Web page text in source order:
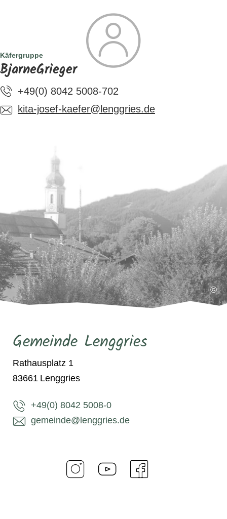
SUCHE
Käfergruppe
BjarneGrieger
+49(0) 8042 5008-702
kita-josef-kaefer@lenggries.de
©
Gemeinde Lenggries
Rathausplatz 1
83661 Lenggries
+49(0) 8042 5008-0
gemeinde@lenggries.de